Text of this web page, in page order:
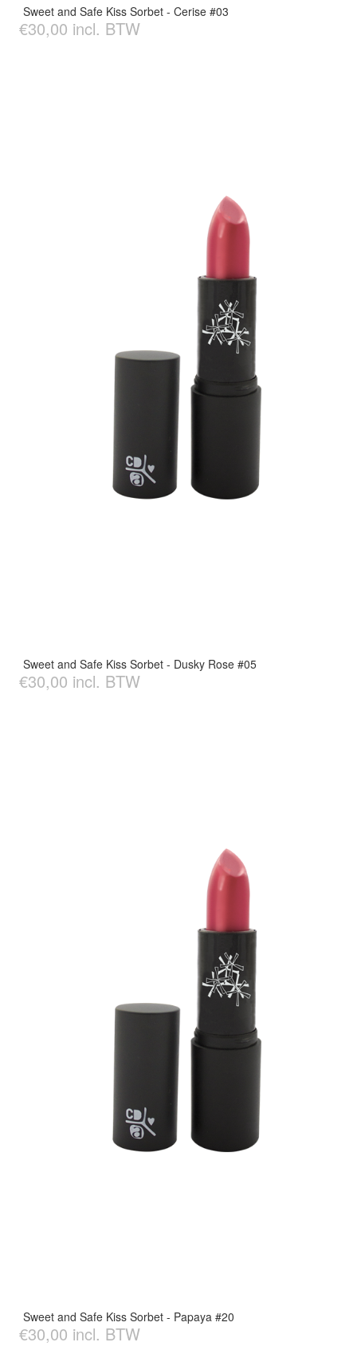
Sweet and Safe Kiss Sorbet - Cerise #03
€30,00 incl. BTW
Sweet and Safe Kiss Sorbet - Dusky Rose #05
€30,00 incl. BTW
Sweet and Safe Kiss Sorbet - Papaya #20
€30,00 incl. BTW